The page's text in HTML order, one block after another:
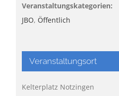
Veranstaltungskategorien:
JBO, Öffentlich
Veranstaltungsort
Kelterplatz Notzingen